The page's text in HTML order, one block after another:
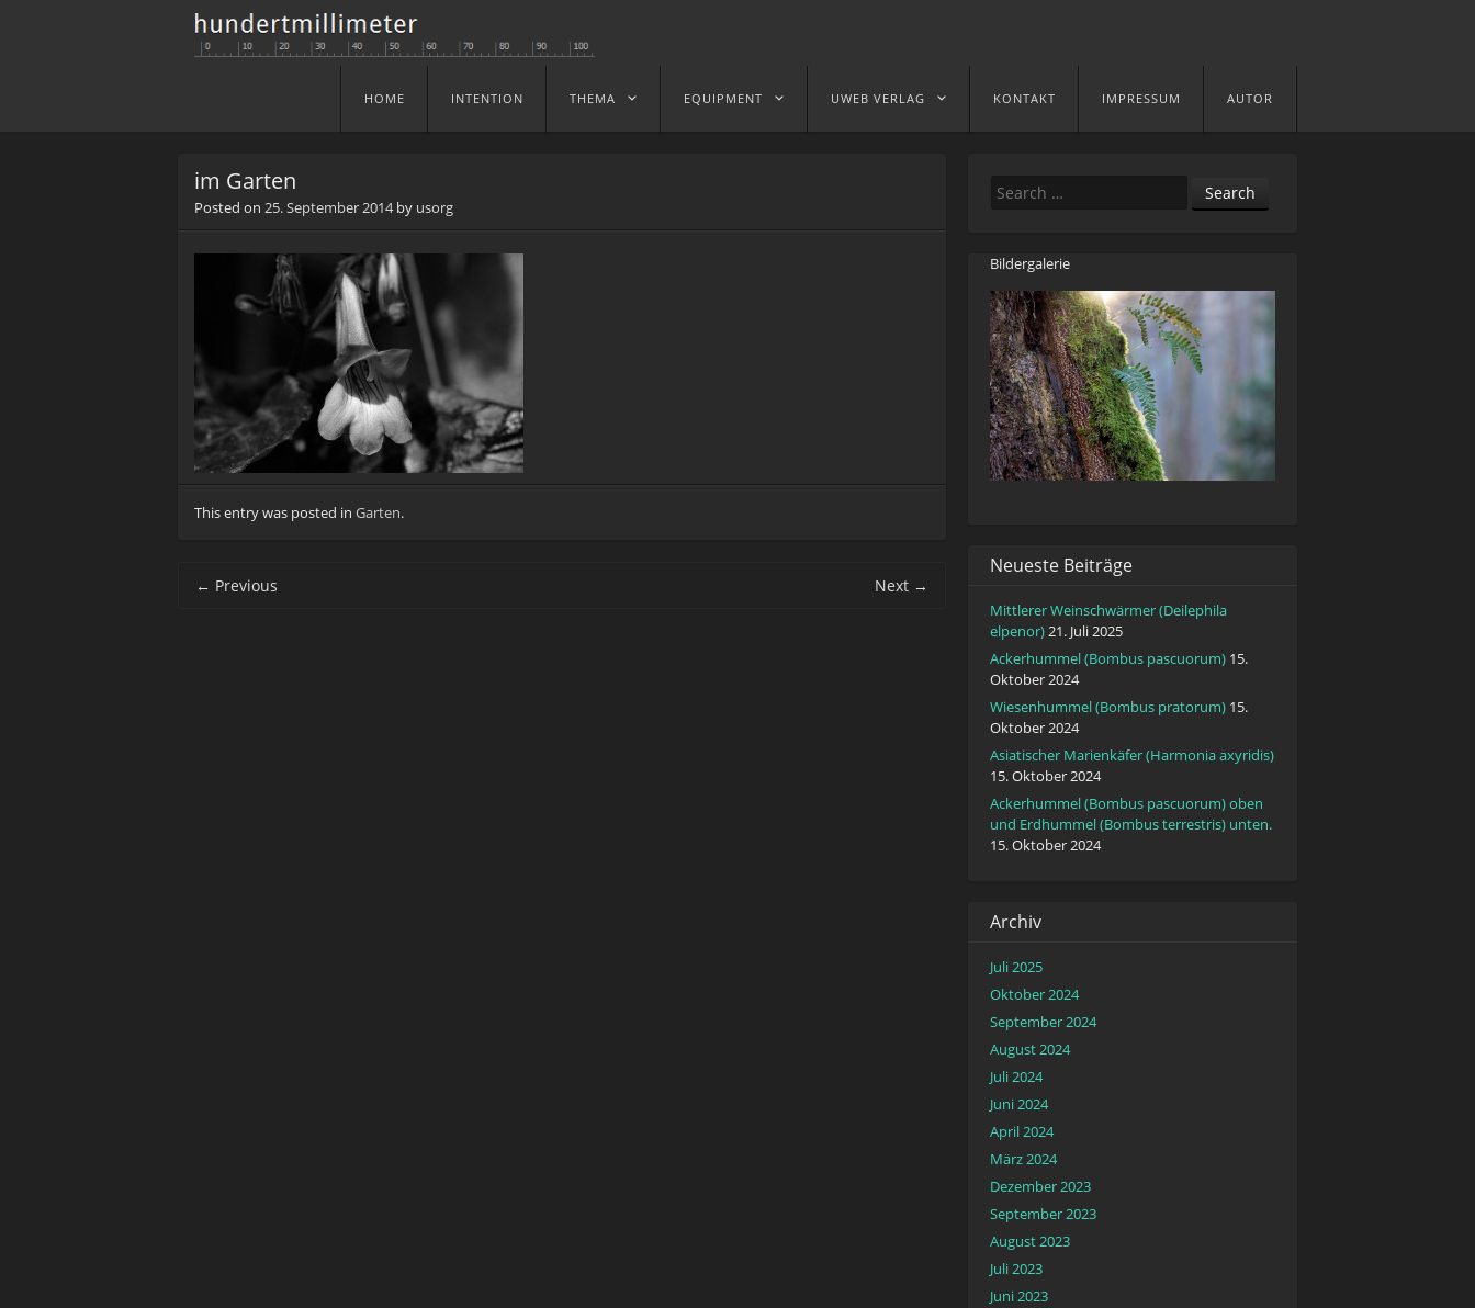
Menu
Skip to content
HOME INTENTION THEMA EQUIPMENT UWEB VERLAG KONTAKT IMPRESSUM AUTOR
im Garten
Posted on 25. September 2014by usorg
This entry was posted in Garten.
Post navigation
← Previous Next →
Search
Bildergalerie
Neueste Beiträge
Mittlerer Weinschwärmer (Deilephila
elpenor)21. Juli 2025
Ackerhummel (Bombus pascuorum) 15.
Oktober 2024
Wiesenhummel (Bombus pratorum) 15.
Oktober 2024
Asiatischer Marienkäfer (Harmonia axyridis)
15. Oktober 2024
Ackerhummel (Bombus pascuorum) oben
und Erdhummel (Bombus terrestris) unten.
15. Oktober 2024
Archiv
Juli 2025
Oktober 2024
September 2024
August 2024
Juli 2024
Juni 2024
April 2024
März 2024
Dezember 2023
September 2023
August 2023
Juli 2023
Juni 2023